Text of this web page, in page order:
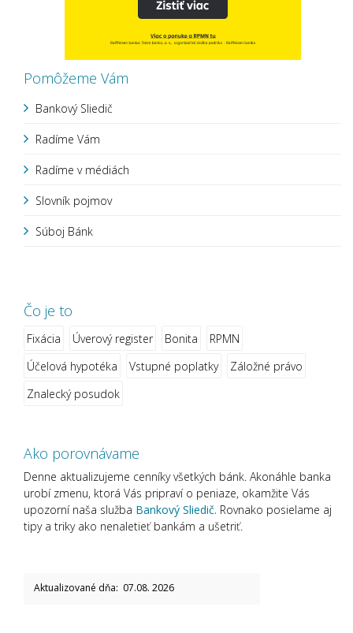
Pomôžeme Vám
Bankový Sliedič
Radíme Vám
Radíme v médiách
Slovník pojmov
Súboj Bánk
Čo je to
Fixácia Úverový register Bonita
RPMN
Účelová hypotéka
Vstupné poplatky
Záložné právo
Znalecký posudok
Ako porovnávame
Denne aktualizujeme cenníky všetkých bánk. Akonáhle banka
urobí zmenu, ktorá Vás pripraví o peniaze, okamžite Vás
upozorní naša služba Bankový Sliedič. Rovnako posielame aj
tipy a triky ako nenaletieť bankám a ušetriť.
Aktualizované dňa: 07.08. 2026